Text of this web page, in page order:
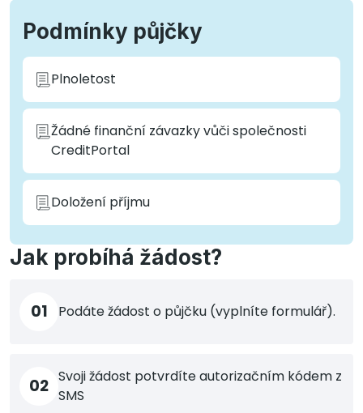
Podmínky půjčky
Plnoletost
Žádné finanční závazky vůči společnosti
CreditPortal
Doložení příjmu
Jak probíhá žádost?
01 Podáte žádost o půjčku (vyplníte formulář).
02 Svoji žádost potvrdíte autorizačním kódem z
SMS